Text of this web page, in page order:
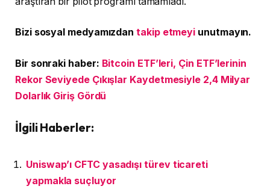
Bizi sosyal medyamızdantakip etmeyi unutmayın.
Bir sonraki haber: Bitcoin ETF’leri, Çin ETF’lerinin
Rekor Seviyede Çıkışlar Kaydetmesiyle 2,4 Milyar
Dolarlık Giriş Gördü
İlgili Haberler:
Uniswap’ı CFTC yasadışı türev ticareti
yapmakla suçluyor